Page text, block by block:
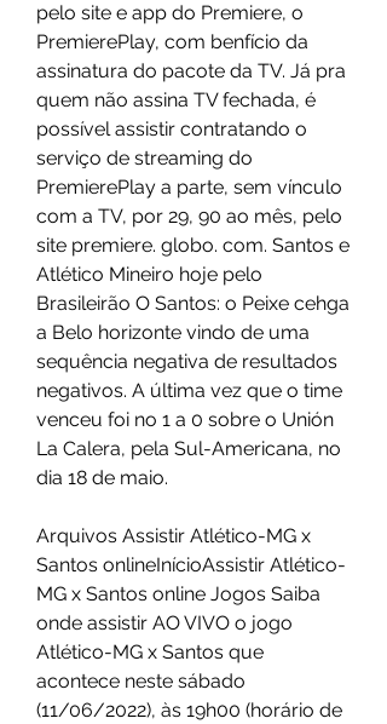
pelo site e app do Premiere, o
PremierePlay, com benfício da
assinatura do pacote da TV. Já pra
quem não assina TV fechada, é
possível assistir contratando o
serviço de streaming do
PremierePlay a parte, sem vínculo
com a TV, por 29, 90 ao mês, pelo
site premiere. globo. com. Santos e
Atlético Mineiro hoje pelo
Brasileirão O Santos: o Peixe cehga
a Belo horizonte vindo de uma
sequência negativa de resultados
negativos. A última vez que o time
venceu foi no 1 a 0 sobre o Unión
La Calera, pela Sul-Americana, no
dia 18 de maio.
Arquivos Assistir Atlético-MG x
Santos onlineInícioAssistir Atlético-
MG x Santos online Jogos Saiba
onde assistir AO VIVO o jogo
Atlético-MG x Santos que
acontece neste sábado
(11/06/2022), às 19h00 (horário de